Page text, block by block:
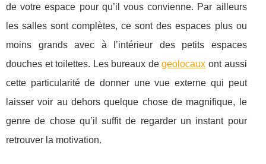
de votre espace pour qu’il vous convienne. Par ailleurs
les salles sont complètes, ce sont des espaces plus ou
moins grands avec à l’intérieur des petits espaces
douches et toilettes. Les bureaux degeolocaux ont aussi
cette particularité de donner une vue externe qui peut
laisser voir au dehors quelque chose de magnifique, le
genre de chose qu’il suffit de regarder un instant pour
retrouver la motivation.